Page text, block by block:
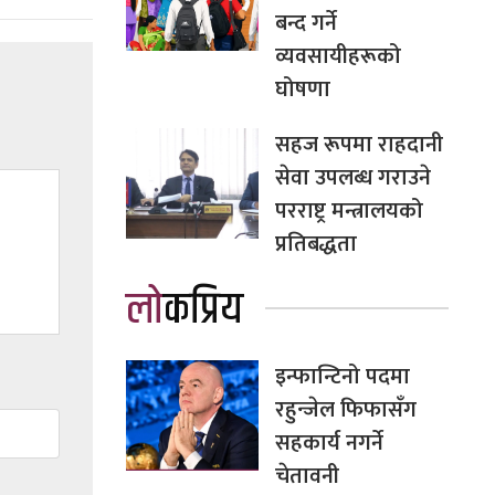
बन्द गर्ने
व्यवसायीहरूको
घोषणा
सहज रूपमा राहदानी
सेवा उपलब्ध गराउने
परराष्ट्र मन्त्रालयको
प्रतिबद्धता
लोकप्रिय
इन्फान्टिनो पदमा
रहुन्जेल फिफासँग
सहकार्य नगर्ने
चेतावनी